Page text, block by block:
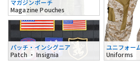
マガジンポーチ
Magazine Pouches
パッチ・インシグニア
Patch ・ Insignia
ユニフォー
Uniforms